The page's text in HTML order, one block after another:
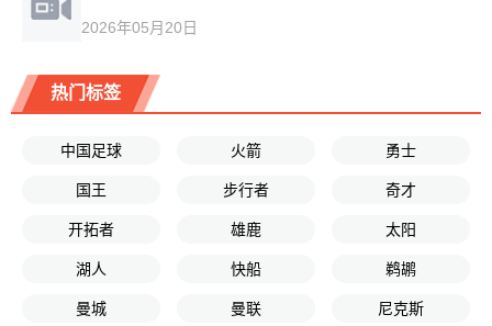
2026年05月20日
热门标签
中国足球 火箭 勇士
国王 步行者 奇才
开拓者 雄鹿 太阳
湖人 快船 鹈鹕
曼城 曼联 尼克斯